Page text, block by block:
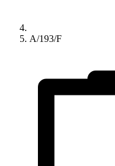
A/193/F